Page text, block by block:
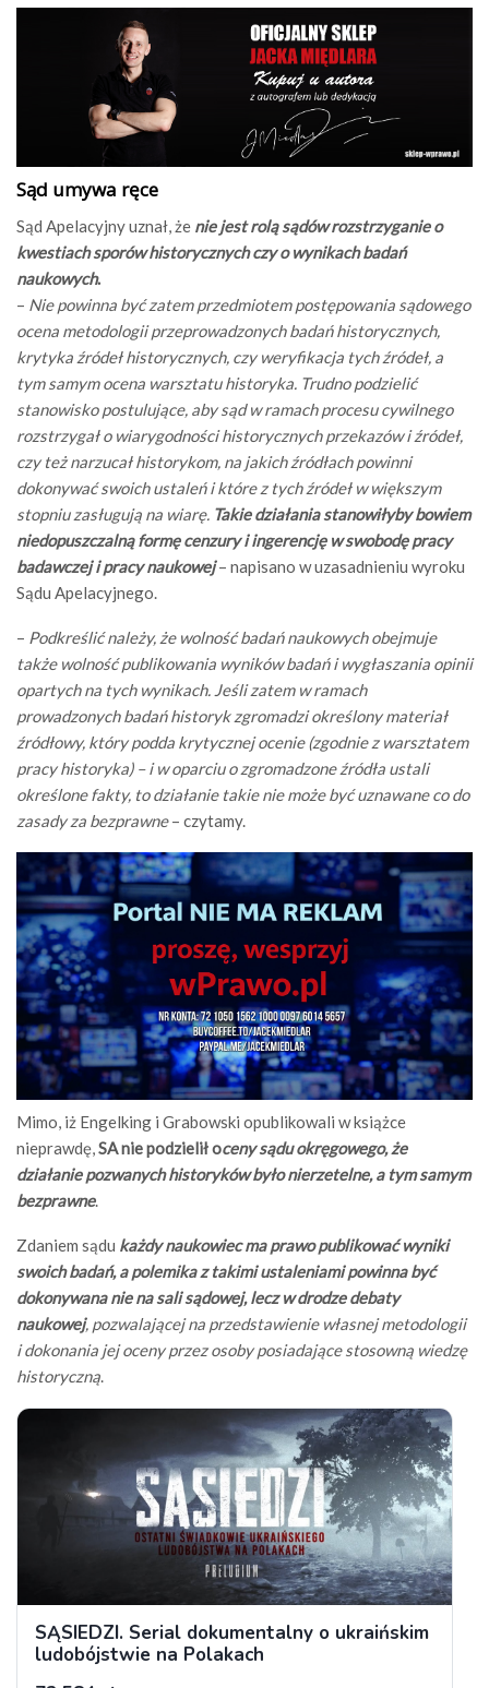
Sąd umywa ręce
Sąd Apelacyjny uznał, że nie jest rolą sądów rozstrzyganie o
kwestiach sporów historycznych czy o wynikach badań
naukowych.
– Nie powinna być zatem przedmiotem postępowania sądowego
ocena metodologii przeprowadzonych badań historycznych,
krytyka źródeł historycznych, czy weryfikacja tych źródeł, a
tym samym ocena warsztatu historyka. Trudno podzielić
stanowisko postulujące, aby sąd w ramach procesu cywilnego
rozstrzygał o wiarygodności historycznych przekazów i źródeł,
czy też narzucał historykom, na jakich źródłach powinni
dokonywać swoich ustaleń i które z tych źródeł w większym
stopniu zasługują na wiarę. Takie działania stanowiłyby bowiem
niedopuszczalną formę cenzury i ingerencję w swobodę pracy
badawczej i pracy naukowej– napisano w uzasadnieniu wyroku
Sądu Apelacyjnego.
– Podkreślić należy, że wolność badań naukowych obejmuje
także wolność publikowania wyników badań i wygłaszania opinii
opartych na tych wynikach. Jeśli zatem w ramach
prowadzonych badań historyk zgromadzi określony materiał
źródłowy, który podda krytycznej ocenie (zgodnie z warsztatem
pracy historyka) – i w oparciu o zgromadzone źródła ustali
określone fakty, to działanie takie nie może być uznawane co do
zasady za bezprawne– czytamy.
Mimo, iż Engelking i Grabowski opublikowali w książce
nieprawdę,SA nie podzielił oceny sądu okręgowego, że
działanie pozwanych historyków było nierzetelne, a tym samym
bezprawne.
Zdaniem sądu każdy naukowiec ma prawo publikować wyniki
swoich badań, a polemika z takimi ustaleniami powinna być
dokonywana nie na sali sądowej, lecz w drodze debaty
naukowej, pozwalającej na przedstawienie własnej metodologii
i dokonania jej oceny przez osoby posiadające stosowną wiedzę
historyczną.